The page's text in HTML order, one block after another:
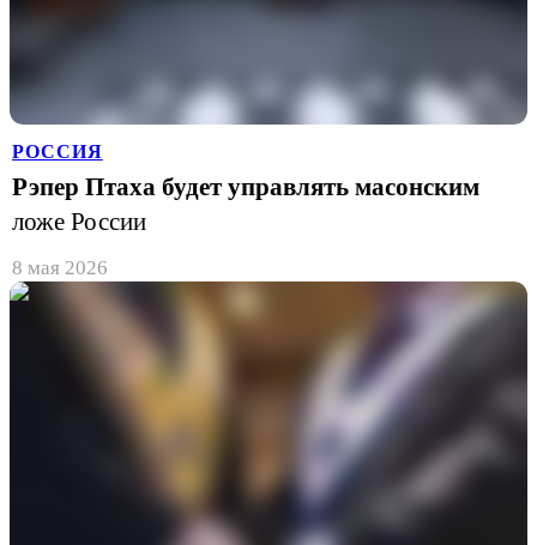
РОССИЯ
Рэпер Птаха будет управлять масонским
ложе России
8 мая 2026